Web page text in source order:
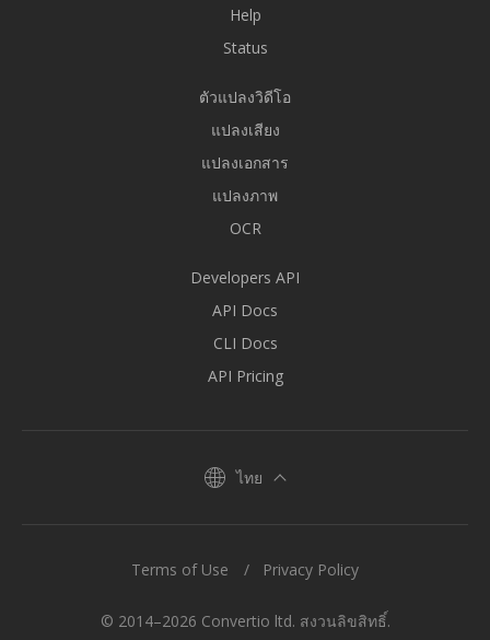
Help
Status
ตัวแปลงวิดีโอ
แปลงเสียง
แปลงเอกสาร
แปลงภาพ
OCR
Developers API
API Docs
CLI Docs
API Pricing
ไทย
© 2014–2026 Convertio ltd. สงวนลิขสิทธิ์.
Terms of Use Privacy Policy